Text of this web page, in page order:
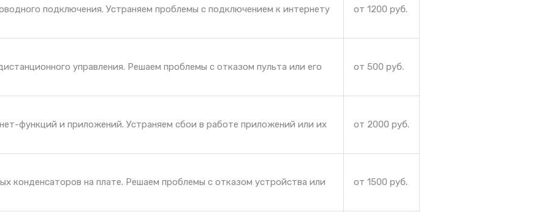
подключения. Устраняем проблемы с подключением к интернету
от 1200 руб.
управления. Решаем проблемы с отказом пульта или его
от 500 руб.
функций и приложений. Устраняем сбои в работе приложений или их
от 2000 руб.
конденсаторов на плате. Решаем проблемы с отказом устройства или
от 1500 руб.